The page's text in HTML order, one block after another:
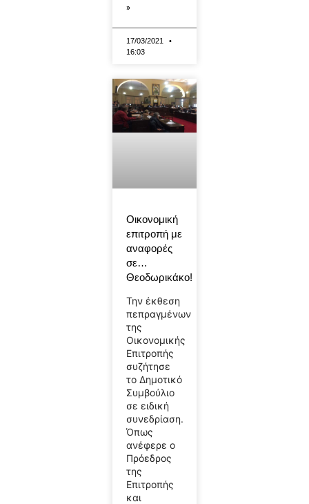
»
17/03/2021
16:03
Οικονομική
επιτροπή με
αναφορές
σε…
Θεοδωρικάκο!
Την έκθεση
πεπραγμένων
της
Οικονομικής
Επιτροπής
συζήτησε
το Δημοτικό
Συμβούλιο
σε ειδική
συνεδρίαση.
Όπως
ανέφερε ο
Πρόεδρος
της
Επιτροπής
και